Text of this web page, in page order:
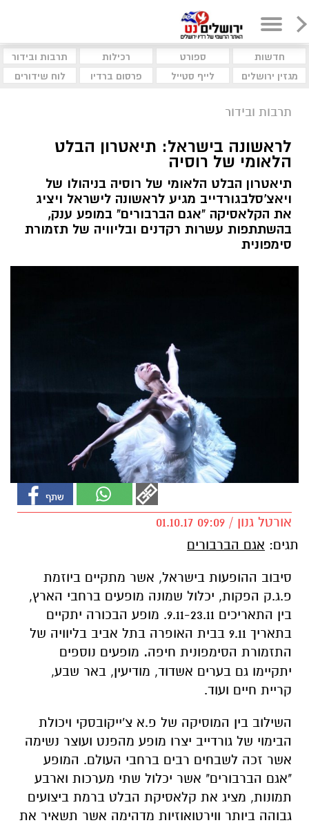
חדשות ספורט רכילות
תרבות ובידור
מגזין ירושלים
לייף סטייל פרסום ברדיו לוח שידורים
תרבות ובידור
לראשונה בישראל: תיאטרון הבלט
הלאומי של רוסיה
תיאטרון הבלט הלאומי של רוסיה בניהולו של
ויאצ'סלבגורדייב מגיע לראשונה לישראל ויציג
את הקלאסיקה "אגם הברבורים" במופע ענק,
בהשתתפות עשרות רקדנים ובליוויה של תזמורת
סימפונית
אורטל גנון / 09:09 01.10.17
תגים: אגם הברבורים
סיבוב ההופעות בישראל, אשר מתקיים ביוזמת
פ.ג.ק הפקות, יכלול שמונה מופעים ברחבי הארץ,
בין התאריכים 9.11-23.11. מופע הבכורה יתקיים
בתאריך 9.11 בבית האופרה בתל אביב בליוויה של
התזמורת הסימפונית חיפה. מופעים נוספים
יתקיימו גם בערים אשדוד, מודיעין, באר שבע,
קריית חיים ועוד.
השילוב בין המוסיקה של פ.א צ'ייקובסקי ויכולת
הבימוי של גורדייב יצרו מופע מהפנט ועוצר נשימה
אשר זכה לשבחים רבים ברחבי העולם. המופע
"אגם הברבורים" אשר יכלול שתי מערכות וארבע
תמונות, מציג את קלאסיקת הבלט ברמת ביצועים
גבוהה ביותר ווירטואוזיות מדהימה אשר תשאיר את